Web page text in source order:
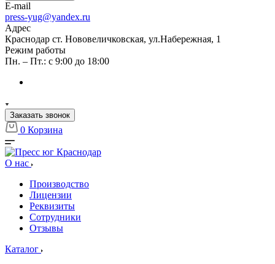
E-mail
press-yug@yandex.ru
Адрес
Краснодар ст. Нововеличковская, ул.Набережная, 1
Режим работы
Пн. – Пт.: с 9:00 до 18:00
Заказать звонок
0 Корзина
О нас
Производство
Лицензии
Реквизиты
Сотрудники
Отзывы
Каталог